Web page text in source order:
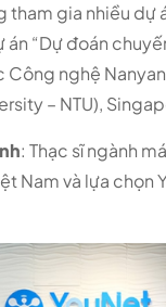
tham gia nhiều dự
án “Dự đoán
Công nghệ
– NTU),
: Thạc sĩ ngành
Nam và lựa chọn